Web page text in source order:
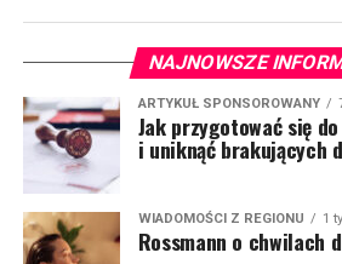
NAJNOWSZE
ARTYKUŁ SPONSOROWANY
Jak przygotować się
i uniknąć brakujących
WIADOMOŚCI Z REGIONU 1
Rossmann o chwilach